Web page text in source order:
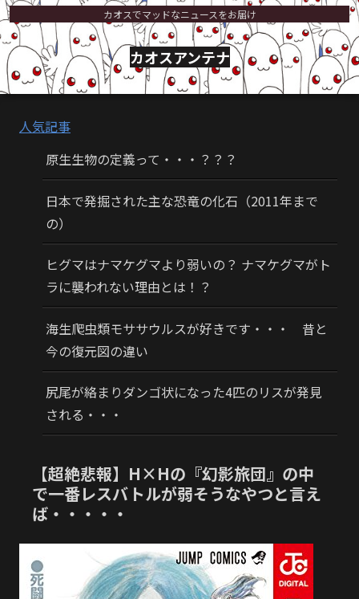
カオスでマッドなニュースをお届け
カオスアンテナ
人気記事
原生生物の定義って・・・？？？
日本で発掘された主な恐竜の化石（2011年まで
の）
ヒグマはナマケグマより弱いの？ ナマケグマがト
ラに襲われない理由とは！？
海生爬虫類モササウルスが好きです・・・ 昔と
今の復元図の違い
尻尾が絡まりダンゴ状になった4匹のリスが発見
される・・・
【超絶悲報】H×Hの『幻影旅団』の中
で一番レスバトルが弱そうなやつと言え
ば・・・・・